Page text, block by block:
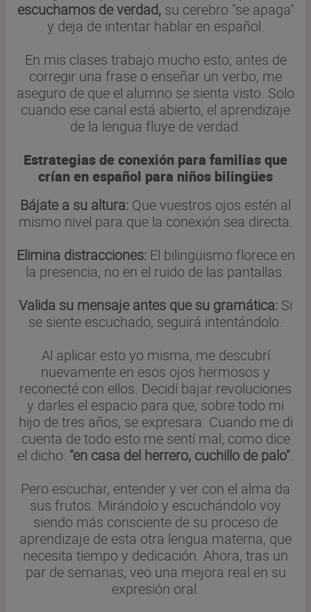
escuchamos de verdad,su cerebro "se apaga"
y deja de intentar hablar en español.
En mis clases trabajo mucho esto; antes de
corregir una frase o enseñar un verbo, me
aseguro de que el alumno se sienta visto. Solo
cuando ese canal está abierto, el aprendizaje
de la lengua fluye de verdad.
Estrategias de conexión para familias que
crían en español para niños bilingües
Bájate a su altura: Que vuestros ojos estén al
mismo nivel para que la conexión sea directa.
Elimina distracciones:El bilingüismo florece en
la presencia, no en el ruido de las pantallas.
Valida su mensaje antes que su gramática: Si
se siente escuchado, seguirá intentándolo.
Al aplicar esto yo misma, me descubrí
nuevamente en esos ojos hermosos y
reconecté con ellos. Decidí bajar revoluciones
y darles el espacio para que, sobre todo mi
hijo de tres años, se expresara. Cuando me di
cuenta de todo esto me sentí mal; como dice
el dicho: "en casa del herrero, cuchillo de palo".
Pero escuchar, entender y ver con el alma da
sus frutos. Mirándolo y escuchándolo voy
siendo más consciente de su proceso de
aprendizaje de esta otra lengua materna, que
necesita tiempo y dedicación. Ahora, tras un
par de semanas, veo una mejora real en su
expresión oral.